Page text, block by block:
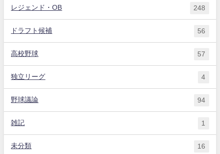
レジェンド・OB 248
ドラフト候補 56
高校野球 57
独立リーグ 4
野球議論 94
雑記 1
未分類 16